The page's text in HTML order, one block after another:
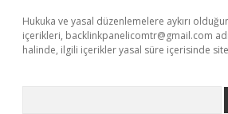
Hukuka ve yasal düzenlemelere aykırı
içerikleri, backlinkpanelicomtr@gmail.com
halinde, ilgili içerikler yasal süre içerisinde